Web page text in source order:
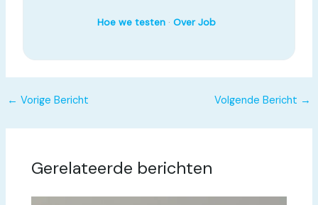
Hoe we testen· Over Job
← Vorige Bericht Volgende Bericht →
Gerelateerde berichten